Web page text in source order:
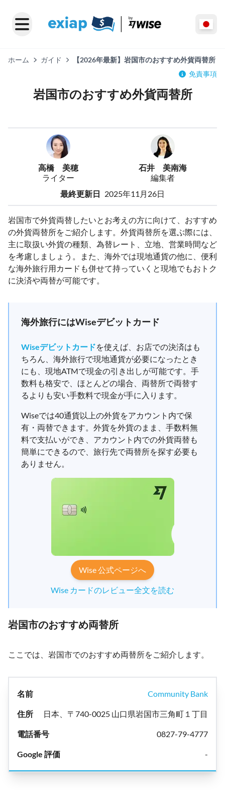
ホーム ガイド
【2026年最新】岩国市のおすすめ外貨両替所
免責事項
岩国市のおすすめ外貨両替所
高橋 美穂
ライター
石井 美南海
編集者
最終更新日 2025年11月26日
岩国市で外貨両替したいとお考えの方に向けて、おすすめ
の外貨両替所をご紹介します。外貨両替所を選ぶ際には、
主に取扱い外貨の種類、為替レート、立地、営業時間など
を考慮しましょう。また、海外では現地通貨の他に、便利
な海外旅行用カードも併せて持っていくと現地でもおトク
に決済や両替が可能です。
海外旅行にはWiseデビットカード
Wiseデビットカードを使えば、お店での決済はも
ちろん、海外旅行で現地通貨が必要になったとき
にも、現地ATMで現金の引き出しが可能です。手
数料も格安で、ほとんどの場合、両替所で両替す
るよりも安い手数料で現金が手に入ります。
Wiseでは40通貨以上の外貨をアカウント内で保
有・両替できます。外貨を外貨のまま、手数料無
料で支払いができ、アカウント内での外貨両替も
簡単にできるので、旅行先で両替所を探す必要も
ありません。
Wise 公式ページへ
Wise カードのレビュー全文を読む
岩国市のおすすめ両替所
ここでは、岩国市でのおすすめ両替所をご紹介します。
Community Bank
日本、〒740-0025 山口県岩国市三角町１丁目
0827-79-4777
-